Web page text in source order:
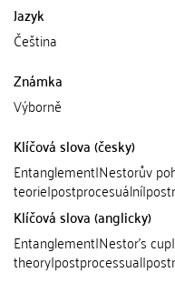
Jazyk
Čeština
Známka
Výborně
Klíčová slova (česky)
Entanglement|Nestorův
Klíčová slova (anglicky)
Entanglement|Nestor's